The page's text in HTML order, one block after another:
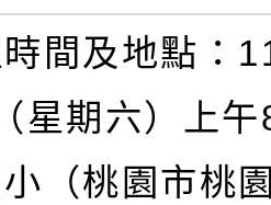
間及地點：
星期六）上
小（桃園市桃